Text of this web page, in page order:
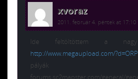
xvoraz
2011. február 4. péntek at 17:10
Ide feltöltöttem a nagy
http://www.megaupload.com/
pályák
forums.sc2mapster.com/general/